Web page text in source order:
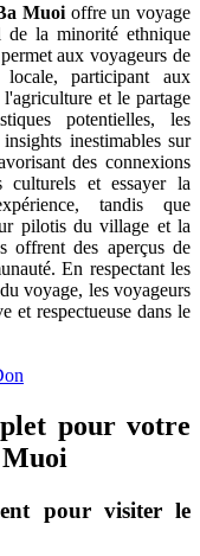
Muoioffre un voyage
la minorité ethnique
aux voyageurs de
participant aux
et le partage
potentielles, les
inestimables sur
des connexions
culturels et essayer la
tandis que
pilotis du village et la
offrent des aperçus de
En respectant les
voyage, les voyageurs
et respectueuse dans le
pour votre
Muoi
pour visiter le